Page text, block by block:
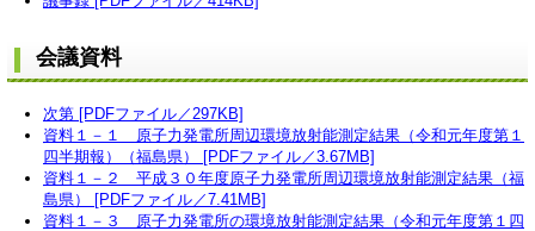
会議資料
次第 [PDFファイル／297KB]
資料１－１ 原子力発電所周辺環境放射能測定結果（令和元年度第１
四半期報）（福島県） [PDFファイル／3.67MB]
資料１－２ 平成３０年度原子力発電所周辺環境放射能測定結果（福
島県） [PDFファイル／7.41MB]
資料１－３ 原子力発電所の環境放射能測定結果（令和元年度第１四